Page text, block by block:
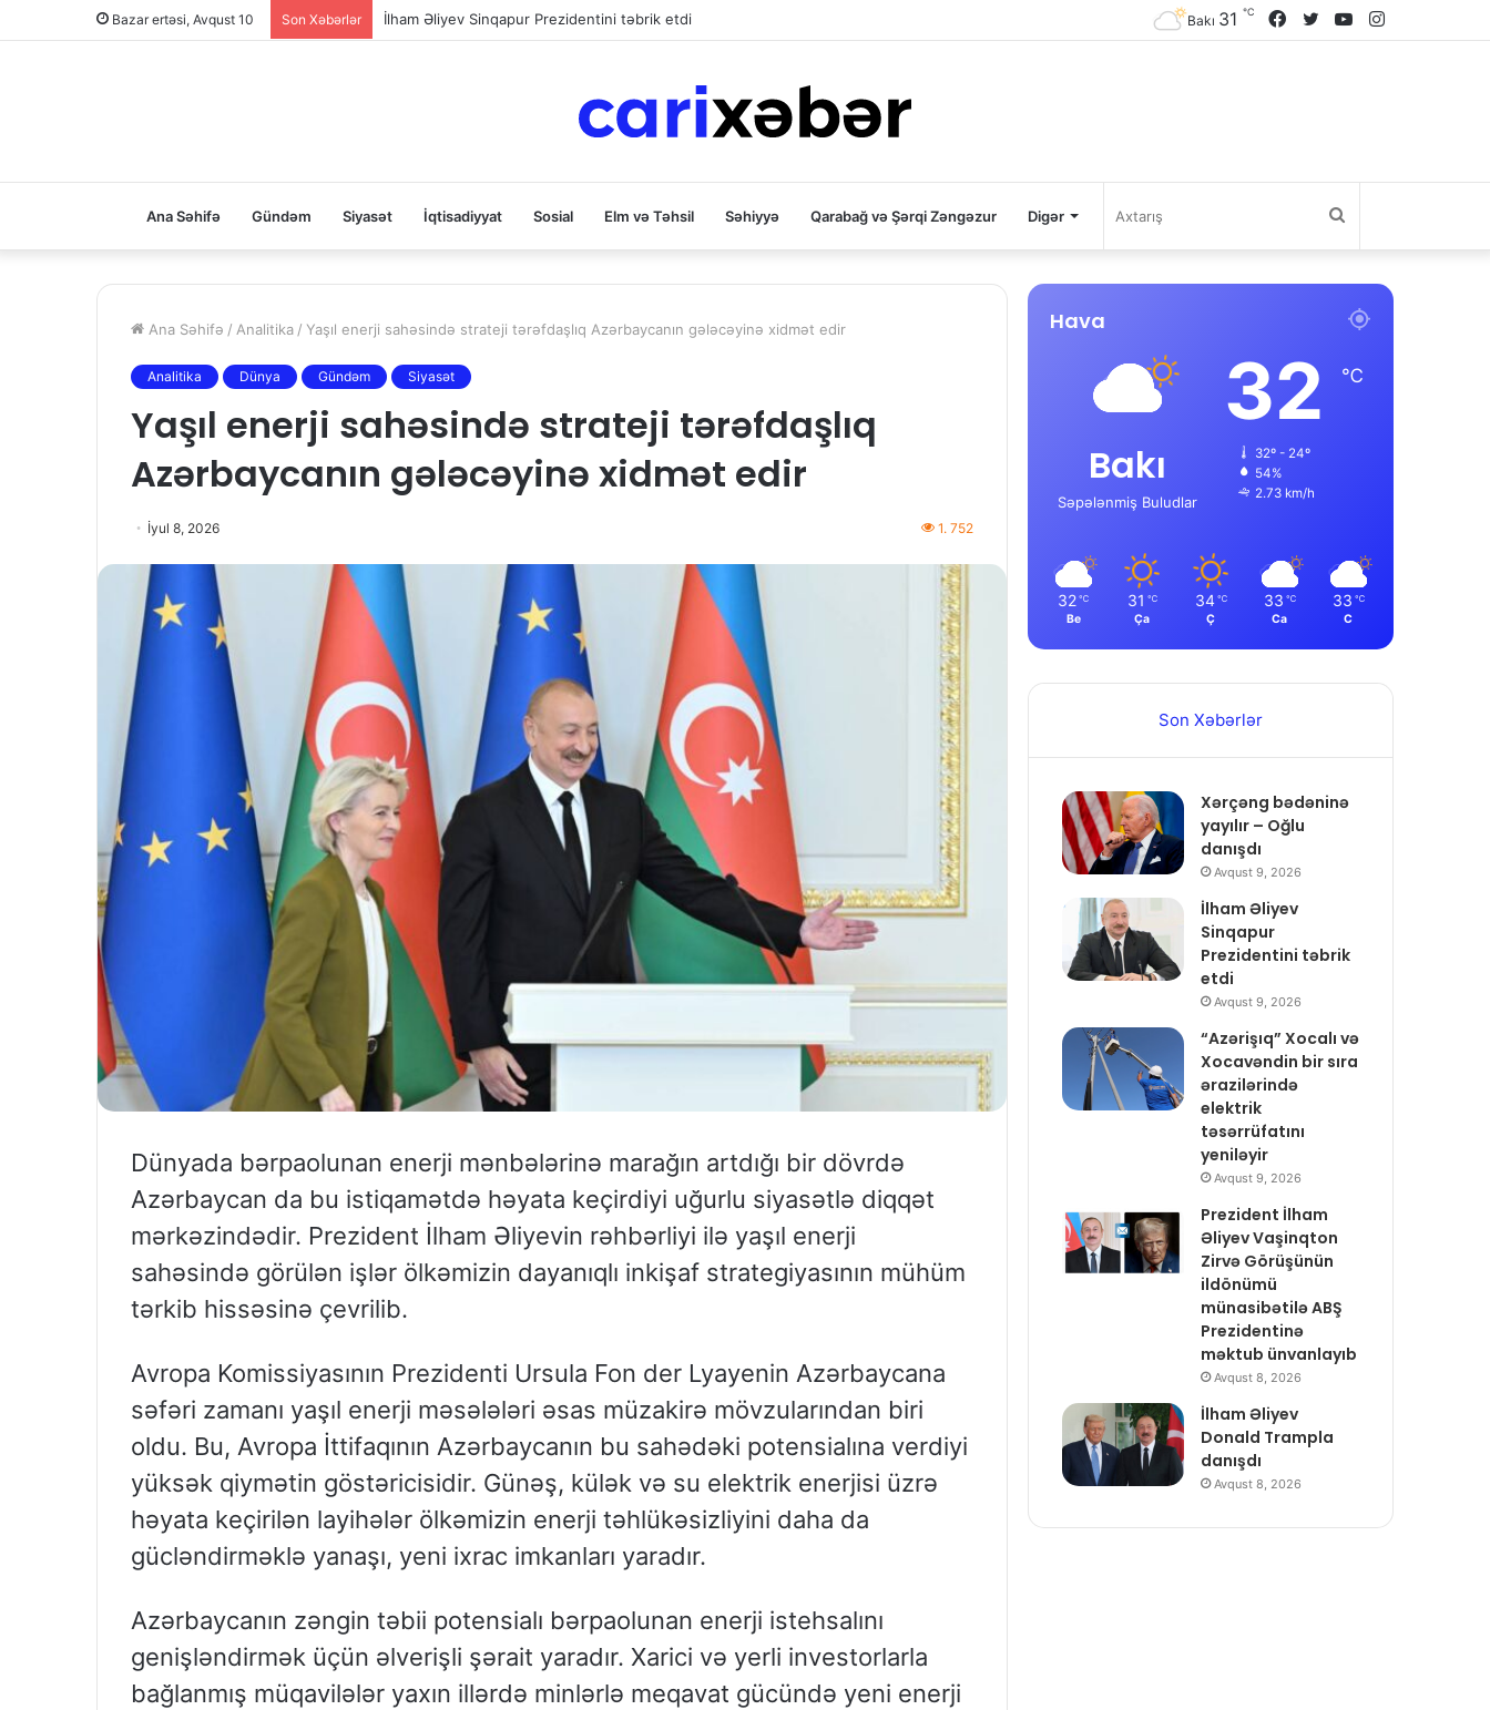
Bazar ertəsi, Avqust 10 Son Xəbərlər İlham Əliyev Sinqapur Prezidentini təbrik etdi YouTube
Twitter
Facebook
Bakı 31 ℃
Ana Səhifə Gündəm Siyasət İqtisadiyyat Sosial Elm və Təhsil Səhiyyə Qarabağ və Şərqi Zəngəzur Digər Axtarış
Ana Səhifə / Analitika / Yaşıl enerji sahəsində strateji tərəfdaşlıq Azərbaycanın gələcəyinə xidmət edir
Analitika Dünya Gündəm Siyasət
Yaşıl enerji sahəsində strateji tərəfdaşlıq
Azərbaycanın gələcəyinə xidmət edir
İyul 8, 2026 1. 752
Dünyada bərpaolunan enerji mənbələrinə marağın artdığı bir dövrdə
Azərbaycan da bu istiqamətdə həyata keçirdiyi uğurlu siyasətlə diqqət
mərkəzindədir. Prezident İlham Əliyevin rəhbərliyi ilə yaşıl enerji
sahəsində görülən işlər ölkəmizin dayanıqlı inkişaf strategiyasının mühüm
tərkib hissəsinə çevrilib.
Avropa Komissiyasının Prezidenti Ursula Fon der Lyayenin Azərbaycana
səfəri zamanı yaşıl enerji məsələləri əsas müzakirə mövzularından biri
oldu. Bu, Avropa İttifaqının Azərbaycanın bu sahədəki potensialına verdiyi
yüksək qiymətin göstəricisidir. Günəş, külək və su elektrik enerjisi üzrə
həyata keçirilən layihələr ölkəmizin enerji təhlükəsizliyini daha da
gücləndirməklə yanaşı, yeni ixrac imkanları yaradır.
Azərbaycanın zəngin təbii potensialı bərpaolunan enerji istehsalını
genişləndirmək üçün əlverişli şərait yaradır. Xarici və yerli investorlarla
bağlanmış müqavilələr yaxın illərdə minlərlə meqavat gücündə yeni enerji
Hava
Bakı
Səpələnmiş Buludlar
32 ℃
32º - 24º
54%
2.73 km/h
32 ℃
Be
31 ℃
Ça
34 ℃
Ç
33 ℃
Ca
33 ℃
C
Son Xəbərlər
Xərçəng bədəninə
yayılır – Oğlu
danışdı
Avqust 9, 2026
İlham Əliyev
Sinqapur
Prezidentini təbrik
etdi
Avqust 9, 2026
“Azərişıq” Xocalı və
Xocavəndin bir sıra
ərazilərində
elektrik
təsərrüfatını
yeniləyir
Avqust 9, 2026
Prezident İlham
Əliyev Vaşinqton
Zirvə Görüşünün
ildönümü
münasibətilə ABŞ
Prezidentinə
məktub ünvanlayıb
Avqust 8, 2026
İlham Əliyev
Donald Trampla
danışdı
Avqust 8, 2026